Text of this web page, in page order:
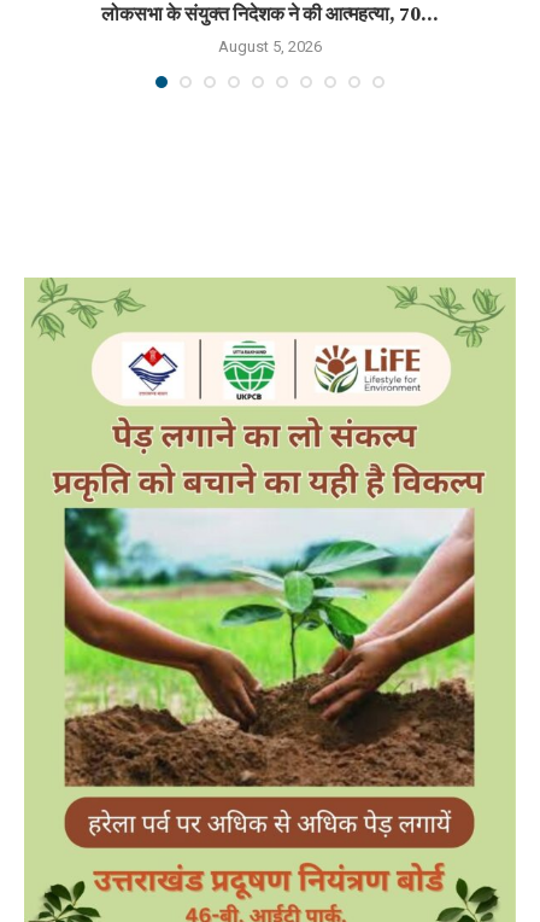
लोकसभा के संयुक्त निदेशक ने की आत्महत्या, 70...
August 5, 2026